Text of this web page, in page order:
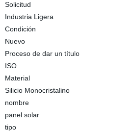
Solicitud
Industria Ligera
Condición
Nuevo
Proceso de dar un título
ISO
Material
Silicio Monocristalino
nombre
panel solar
tipo